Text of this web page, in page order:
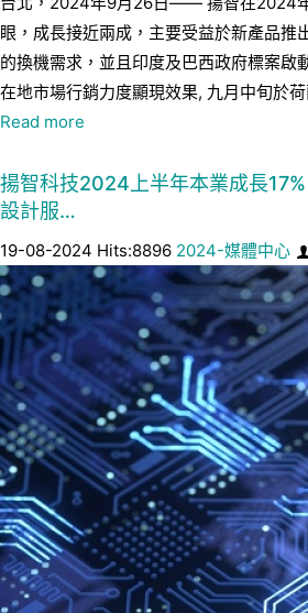
眼，成長接近兩成，主要受益於新產品推
的換機需求，並且印度及巴西政府標案啟
在地市場行銷力度顯現效果, 九月中旬於
Read more
揚智科技2024上半年本業成長
設計服…
19-08-2024 Hits:8896 2024-媒體中心